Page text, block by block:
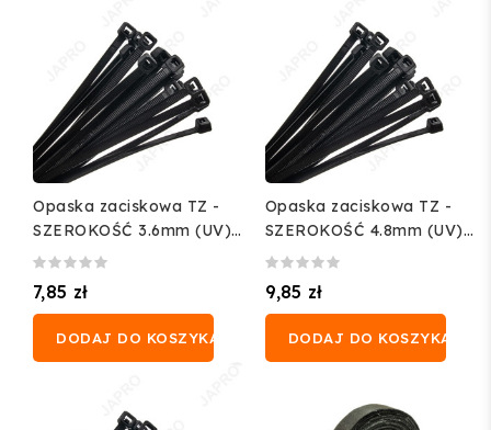
Opaska zaciskowa TZ -
SZEROKOŚĆ 3.6mm (UV)
(100 szt.)
7,85 zł
DODAJ DO KOSZYKA
Opaska zaciskowa TZ -
SZEROKOŚĆ 4.8mm (UV)
(100 szt.)
9,85 zł
DODAJ DO KOSZYKA